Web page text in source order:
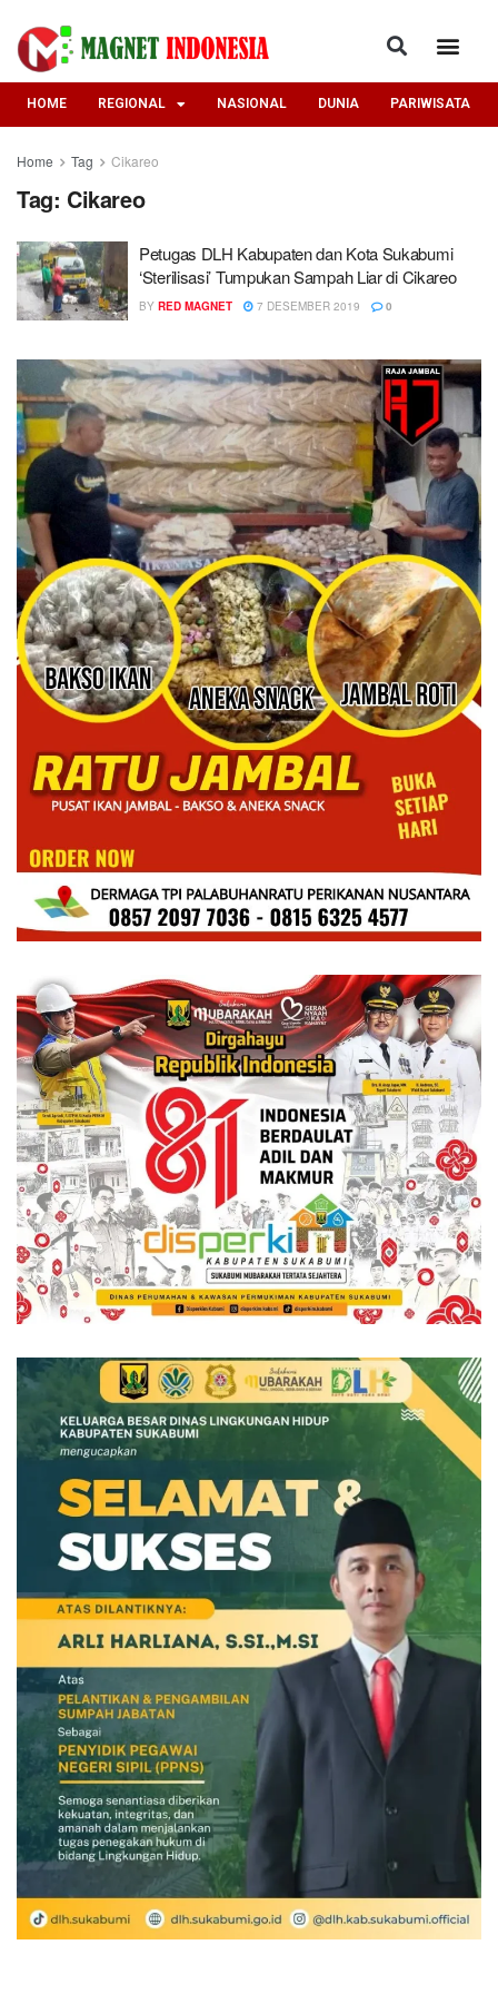
HOME REGIONAL NASIONAL DUNIA PARIWISATA
Home Tag Cikareo
Tag: Cikareo
Petugas DLH Kabupaten dan Kota Sukabumi
‘Sterilisasi’ Tumpukan Sampah Liar di Cikareo
BY RED MAGNET 7 DESEMBER 2019 0